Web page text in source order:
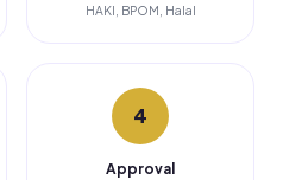
HAKI, BPOM, Halal
4
Approval